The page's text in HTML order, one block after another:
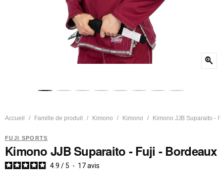
zoom_in
Accueil Famille de produit Kimono Kimono Kimono JJB Suparaito -
FUJI SPORTS
Kimono JJB Suparaito - Fuji - Bordeaux
4.9 /5 - 17avis